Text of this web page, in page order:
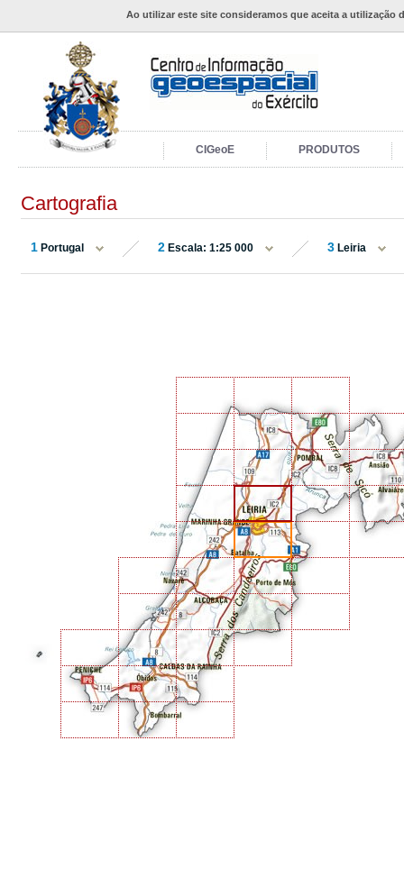
Ao utilizar este site consideramos que aceita a utilização
CIGeoE PRODUTOS
Cartografia
1 Portugal 2 Escala: 1:25 000 3 Leiria